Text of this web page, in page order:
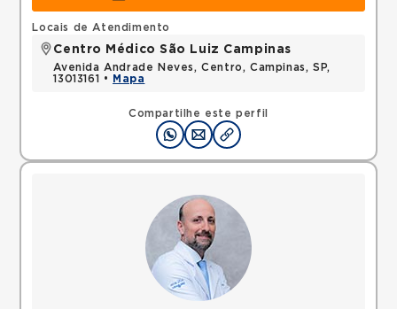
Compartilhe este perfil
Locais de Atendimento
Centro Médico São Luiz Campinas
Avenida Andrade Neves, Centro, Campinas, SP,
13013161 •
Mapa